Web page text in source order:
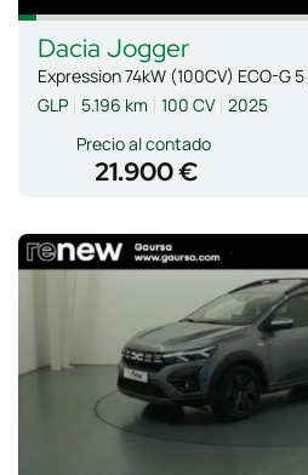
Dacia Jogger
Expression 74kW (100CV) ECO-G
GLP
5.196 km 100 CV 2025
Precio al contado
21.900 €